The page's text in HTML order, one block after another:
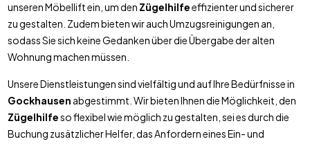
unseren Möbellift ein, um den Zügelhilfeeffizienter und sicherer
zu gestalten. Zudem bieten wir auch Umzugsreinigungen an,
sodass Sie sich keine Gedanken über die Übergabe der alten
Wohnung machen müssen.
Unsere Dienstleistungen sind vielfältig und auf Ihre Bedürfnisse in
Gockhausen abgestimmt. Wir bieten Ihnen die Möglichkeit, den
Zügelhilfeso flexibel wie möglich zu gestalten, sei es durch die
Buchung zusätzlicher Helfer, das Anfordern eines Ein- und